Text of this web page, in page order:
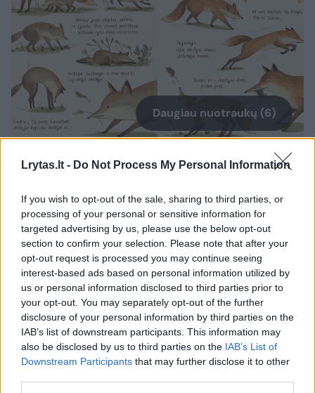
Lrytas.lt - Do Not Process My Personal Information
If you wish to opt-out of the sale, sharing to third parties, or
processing of your personal or sensitive information for
targeted advertising by us, please use the below opt-out
section to confirm your selection. Please note that after your
opt-out request is processed you may continue seeing
interest-based ads based on personal information utilized by
us or personal information disclosed to third parties prior to
your opt-out. You may separately opt-out of the further
disclosure of your personal information by third parties on the
IAB’s list of downstream participants. This information may
also be disclosed by us to third parties on the IAB’s List of
Downstream Participants that may further disclose it to other
Daugiau nuotraukų (6)
Pasakojimo apie drąsią mergaitę partizanę „Mergaitė su
iliustruotoja Lina Itagaki.
Pranešimo spaudai nuotr.
Kurdama knygą iliustruotoja naudojo daug
istorinės medžiagos. Lina įsigijo fotografijų
albumą su partizanų nuotraukomis, beje, kai
kurie partizanai iš albumo tapo ir knygos
veikėjais. Ji perskaitė Mariaus Ėmužio knygą
„Partizanė“, o kad geriau įsivaizduotų moters
gyvenimą bunkeryje, apsilankė Okupacijos ir